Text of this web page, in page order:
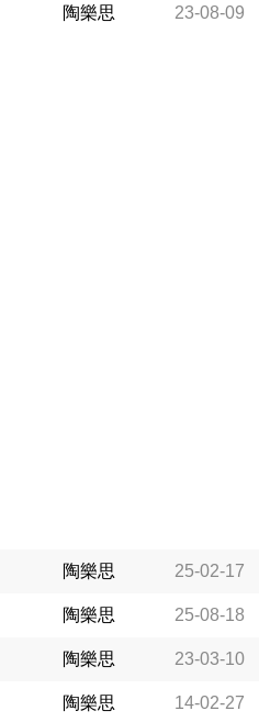
陶樂思 23-08-09
陶樂思 25-02-17
陶樂思 25-08-18
陶樂思 23-03-10
陶樂思 14-02-27